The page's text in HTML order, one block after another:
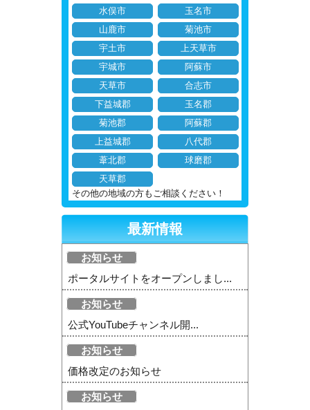
水俣市
玉名市
山鹿市
菊池市
宇土市
上天草市
宇城市
阿蘇市
天草市
合志市
下益城郡
玉名郡
菊池郡
阿蘇郡
上益城郡
八代郡
葦北郡
球磨郡
天草郡
その他の地域の方もご相談ください！
最新情報
お知らせ
ポータルサイトをオープンしまし...
お知らせ
公式YouTubeチャンネル開...
お知らせ
価格改定のお知らせ
お知らせ